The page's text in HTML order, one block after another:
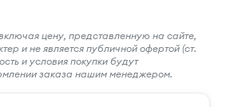
цену, представленную на сайте,
и не является публичной офертой (ст.
и условия покупки будут
заказа нашим менеджером.